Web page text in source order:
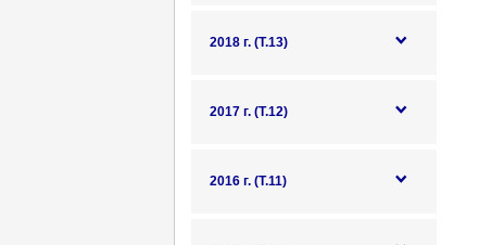
2018 г. (Т.13)
2017 г. (Т.12)
2016 г. (Т.11)